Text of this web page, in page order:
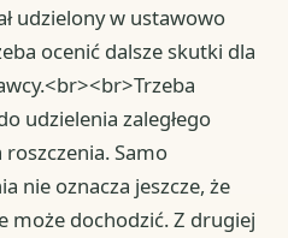
udzielony w ustawowo
ocenić dalsze skutki dla
udzielenia zaległego
Samo
nie oznacza jeszcze, że
może dochodzić. Z drugiej